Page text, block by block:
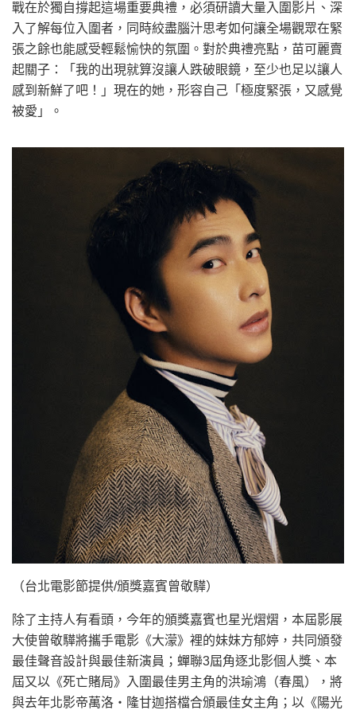
戰在於獨自撐起這場重要典禮，必須研讀大量入圍影片、深
入了解每位入圍者，同時絞盡腦汁思考如何讓全場觀眾在緊
張之餘也能感受輕鬆愉快的氛圍。對於典禮亮點，苗可麗賣
起關子：「我的出現就算沒讓人跌破眼鏡，至少也足以讓人
感到新鮮了吧！」現在的她，形容自己「極度緊張，又感覺
被愛」。
（台北電影節提供/頒獎嘉賓曾敬驊）
除了主持人有看頭，今年的頒獎嘉賓也星光熠熠，本屆影展
大使曾敬驊將攜手電影《大濛》裡的妹妹方郁婷，共同頒發
最佳聲音設計與最佳新演員；蟬聯3屆角逐北影個人獎、本
屆又以《死亡賭局》入圍最佳男主角的洪瑜鴻（春風），將
與去年北影帝萬洛・隆甘迦搭檔合頒最佳女主角；以《陽光